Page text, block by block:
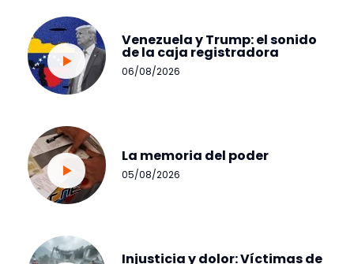
Venezuela y Trump: el sonido
de la caja registradora
06/08/2026
La memoria del poder
05/08/2026
Injusticia y dolor: Víctimas de